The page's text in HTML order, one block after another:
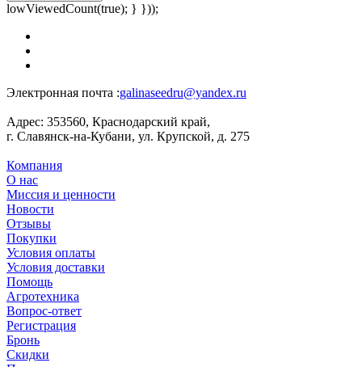
lowViewedCount(true); } }));
Электронная почта :galinaseedru@yandex.ru
Адрес: 353560, Краснодарский край,
г. Славянск-на-Кубани, ул. Крупской, д. 275
Компания
О нас
Миссия и ценности
Новости
Отзывы
Покупки
Условия оплаты
Условия доставки
Помощь
Агротехника
Вопрос-ответ
Регистрация
Бронь
Скидки